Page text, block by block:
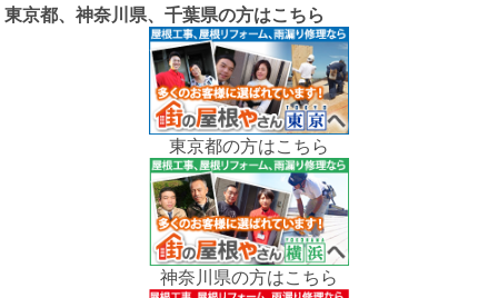
東京都、神奈川県、千葉県の方はこちら
東京都の方はこちら
神奈川県の方はこちら